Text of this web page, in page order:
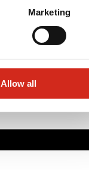
Marketing
Allow all